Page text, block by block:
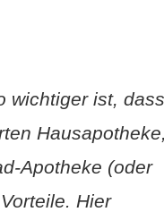
wichtiger ist, dass
Apotheke (oder
Hier